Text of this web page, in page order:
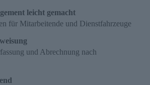
leicht gemacht
für Mitarbeitende und Dienstfahrzeuge
und Abrechnung nach